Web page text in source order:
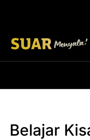
Belajar